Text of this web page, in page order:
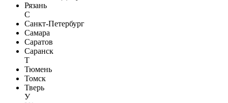
Рязань
С
Санкт-Петербург
Самара
Саратов
Саранск
Т
Тюмень
Томск
Тверь
У